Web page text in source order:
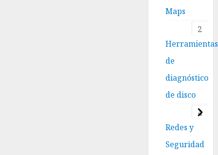
Maps
2
Herramientas
de
diagnóstico
de disco
4
Redes y
Seguridad